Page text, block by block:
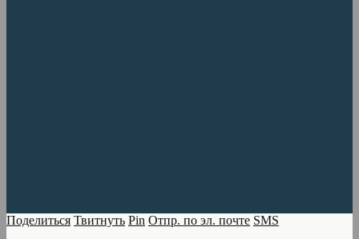
Поделиться Твитнуть Pin Отпр. по эл. почте SMS